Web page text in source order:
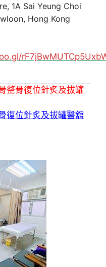
1A Sai Yeung Choi
Hong Kong
整骨復位針炙及拔罐
復位針炙及拔罐醫舘